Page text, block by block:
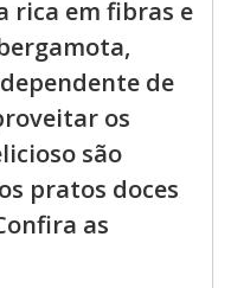
rica em fibras e
de
os
são
pratos doces
as